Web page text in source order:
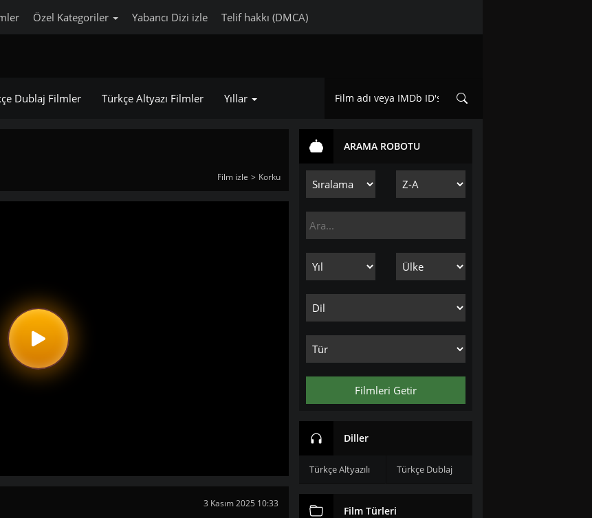
Özel Kategoriler Yabancı Dizi izle Telif hakkı (DMCA)
Dublaj Filmler Türkçe Altyazı Filmler Yıllar
Film izle Korku
3 Kasım 2025 10:33
ARAMA ROBOTU
Filmleri Getir
Diller
Türkçe Altyazılı Türkçe Dublaj
Film Türleri